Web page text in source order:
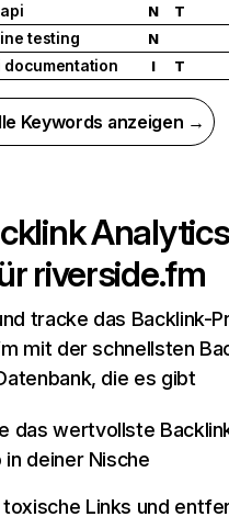
N T
testing N
I T
Keywords anzeigen →
Analytics
riverside.fm
tracke das Backlink-
mit der schnellsten
die es gibt
das wertvollste
deiner Nische
toxische Links und